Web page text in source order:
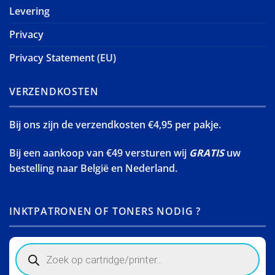
Levering
Privacy
Privacy Statement (EU)
VERZENDKOSTEN
Bij ons zijn de verzendkosten €4,95 per pakje.
Bij een aankoop van €49 versturen wij GRATISuw
bestelling naar België en Nederland.
INKTPATRONEN OF TONERS NODIG ?
Products
search